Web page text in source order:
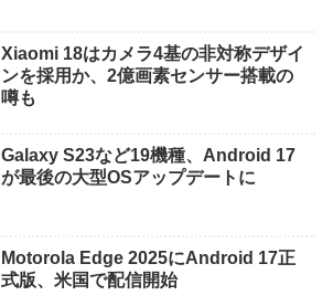
Xiaomi 18はカメラ4基の非対称デザイ
ンを採用か、2億画素センサー搭載の
噂も
Galaxy S23など19機種、Android 17
が最後の大型OSアップデートに
Motorola Edge 2025にAndroid 17正
式版、米国で配信開始